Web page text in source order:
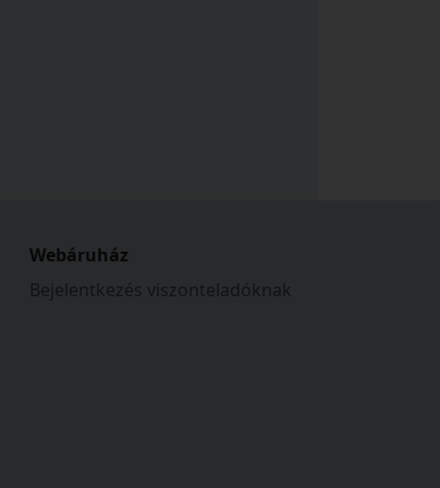
Webáruház
Bejelentkezés viszonteladóknak